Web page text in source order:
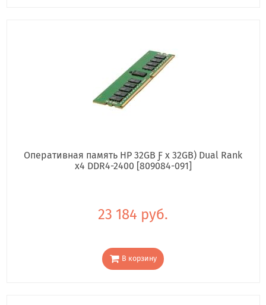
Оперативная память HP 32GB Ƒ x 32GB) Dual Rank
x4 DDR4-2400 [809084-091]
23 184 руб.
В корзину